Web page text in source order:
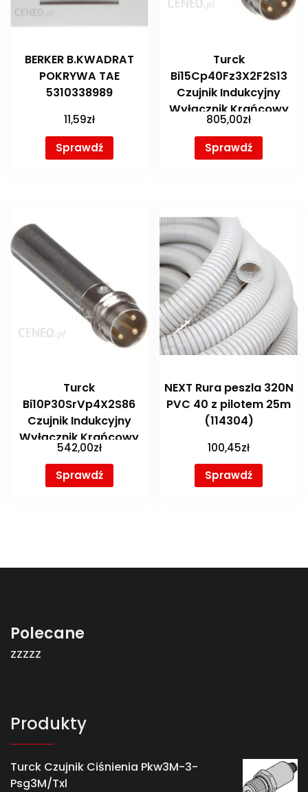
BERKER B.KWADRAT
POKRYWA TAE
5310338989
11,59zł
Sprawdź
Turck
Bi15Cp40Fz3X2F2S13
Czujnik Indukcyjny
Wyłącznik Krańcowy
Krępa Krótka
Plastikowa Obudwa
Złącze
805,00zł
Sprawdź
Turck
Bi10P30SrVp4X2S86
Czujnik Indukcyjny
Wyłącznik Krańcowy
Obudowa Z Tworzywa
Komora Zaciskowa
(NI20CP40AD4X)
542,00zł
Sprawdź
NEXT Rura peszla 320N
PVC 40 z pilotem 25m
(114304)
100,45zł
Sprawdź
Polecane
zzzzz
Produkty
Turck Czujnik Ciśnienia Pkw3M-3-
Psg3M/Txl